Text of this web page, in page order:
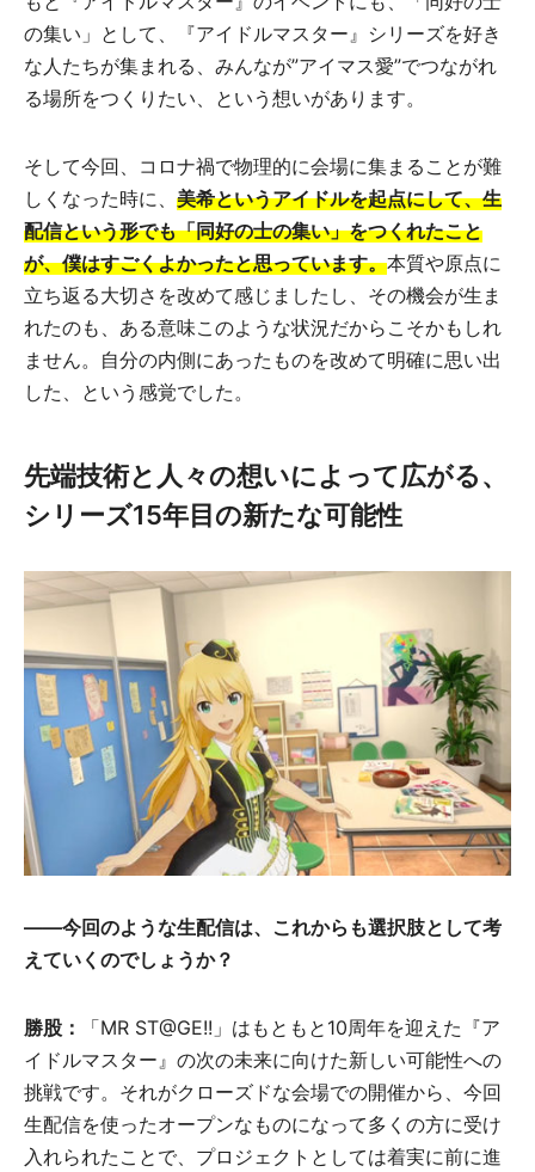
の集い」として、『アイドルマスター』シリーズを好き
な人たちが集まれる、みんなが”アイマス愛”でつながれ
る場所をつくりたい、という想いがあります。
そして今回、コロナ禍で物理的に会場に集まることが難
しくなった時に、 美希というアイドルを起点にして、生
配信という形でも「同好の士の集い」をつくれたこと
が、僕はすごくよかったと思っています。本質や原点に
立ち返る大切さを改めて感じましたし、その機会が生ま
れたのも、ある意味このような状況だからこそかもしれ
ません。自分の内側にあったものを改めて明確に思い出
した、という感覚でした。
先端技術と人々の想いによって広がる、
シリーズ15年目の新たな可能性
――今回のような生配信は、これからも選択肢として考
えていくのでしょうか？
勝股：
「MR ST@GE!!」はもともと10周年を迎えた『ア
イドルマスター』の次の未来に向けた新しい可能性への
挑戦です。それがクローズドな会場での開催から、今回
生配信を使ったオープンなものになって多くの方に受け
入れられたことで、プロジェクトとしては着実に前に進